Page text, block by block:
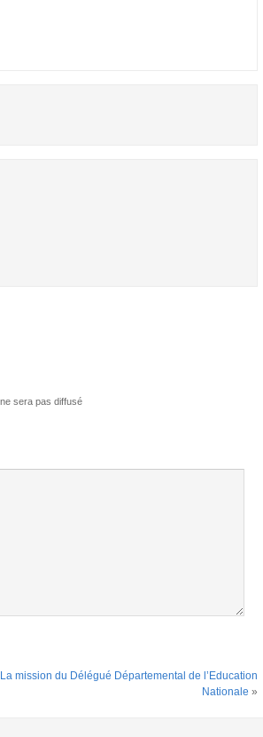
sera pas diffusé
La mission du Délégué Départemental de l’Education
Nationale »